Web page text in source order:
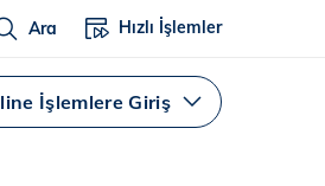
Ara Hızlı İşlemler
İşlemlere Giriş